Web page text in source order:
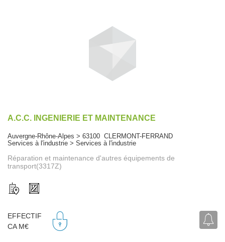
A.C.C. INGENIERIE ET MAINTENANCE
Auvergne-Rhône-Alpes > 63100 CLERMONT-FERRAND
Services à l'industrie > Services à l'industrie
Réparation et maintenance d'autres équipements de
transport(3317Z)
EFFECTIF
CA M€